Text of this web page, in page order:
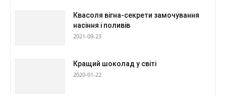
Квасоля вігна-секрети замочування
насіння і поливів
2021-09-23
Кращий шоколад у світі
2020-01-22